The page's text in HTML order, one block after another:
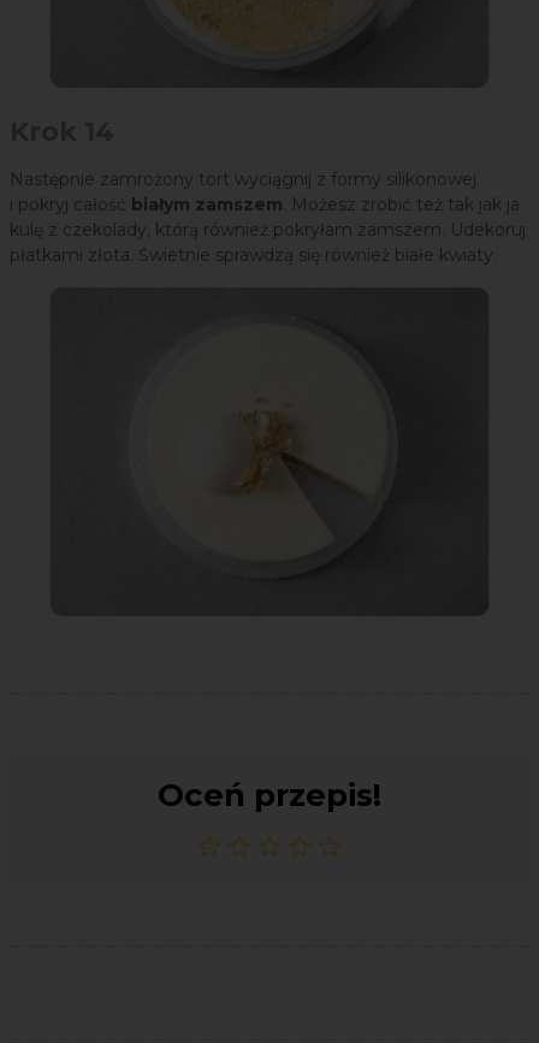
Następnie zamrożony tort wyciągnij z formy silikonowej
i pokryj całość białym zamszem . Możesz zrobić też tak jak ja
kulę z czekolady, którą również pokryłam zamszem. Udekoruj
płatkami złota. Świetnie sprawdzą się również białe kwiaty.
Oceń przepis!